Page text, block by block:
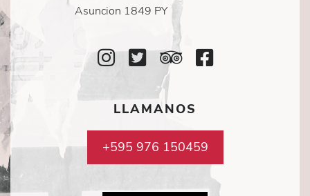
Asuncion 1849 PY
Instagram
Twitter
Icon
TripAdvisor
Facebook
LLAMANOS
+595 976 150459